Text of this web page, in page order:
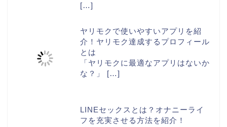
[…]
ヤリモクで使いやすいアプリを紹
介！ヤリモク達成するプロフィール
とは
「ヤリモクに最適なアプリはないか
な？」 […]
LINEセックスとは？オナニーライ
フを充実させる方法を紹介！